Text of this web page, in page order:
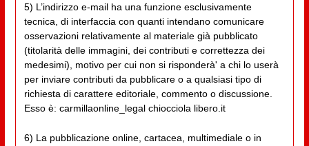
5) L’indirizzo e-mail ha una funzione esclusivamente
tecnica, di interfaccia con quanti intendano comunicare
osservazioni relativamente al materiale già pubblicato
(titolarità delle immagini, dei contributi e correttezza dei
medesimi), motivo per cui non si risponderà' a chi lo userà
per inviare contributi da pubblicare o a qualsiasi tipo di
richiesta di carattere editoriale, commento o discussione.
Esso è: carmillaonline_legal chiocciola libero.it
6) La pubblicazione online, cartacea, multimediale o in